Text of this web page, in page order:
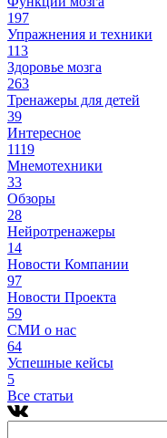
197
Упражнения и техники
113
Здоровье мозга
263
Тренажеры для детей
39
Интересное
1119
Мнемотехники
33
Обзоры
28
Нейротренажеры
14
Новости Компании
97
Новости Проекта
59
СМИ о нас
64
Успешные кейсы
5
Все статьи